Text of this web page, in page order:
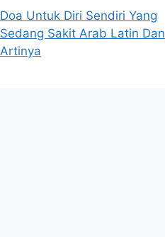
Doa Untuk Diri Sendiri Yang
Sedang Sakit Arab Latin Dan
Artinya